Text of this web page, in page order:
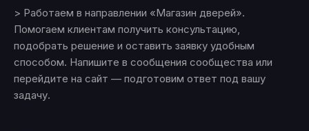
> Работаем в направлении «Магазин дверей».
Помогаем клиентам получить консультацию,
подобрать решение и оставить заявку удобным
способом. Напишите в сообщения сообщества или
перейдите на сайт — подготовим ответ под вашу
задачу.